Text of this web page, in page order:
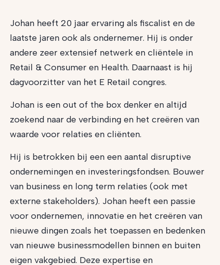
Johan heeft 20 jaar ervaring als fiscalist en de
laatste jaren ook als ondernemer. Hij is onder
andere zeer extensief netwerk en cliëntele in
Retail & Consumer en Health. Daarnaast is hij
dagvoorzitter van het E Retail congres.
Johan is een out of the box denker en altijd
zoekend naar de verbinding en het creëren van
waarde voor relaties en cliënten.
Hij is betrokken bij een een aantal disruptive
ondernemingen en investeringsfondsen. Bouwer
van business en long term relaties (ook met
externe stakeholders). Johan heeft een passie
voor ondernemen, innovatie en het creëren van
nieuwe dingen zoals het toepassen en bedenken
van nieuwe businessmodellen binnen en buiten
eigen vakgebied. Deze expertise en